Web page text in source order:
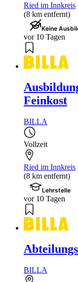
Ried im Innkreis
(8 km entfernt)
Keine
vor 10 Tagen
Feinkost
BILLA
Vollzeit
Ried im Innkreis
(8 km entfernt)
Lehrstelle
vor 10 Tagen
BILLA